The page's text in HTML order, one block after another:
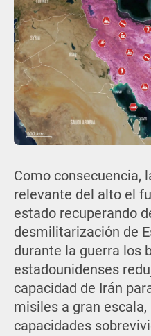
Como consecuencia,
relevante del alto el
estado recuperando
desmilitarización de
durante la guerra los
estadounidenses
capacidad de Irán
misiles a gran
capacidades